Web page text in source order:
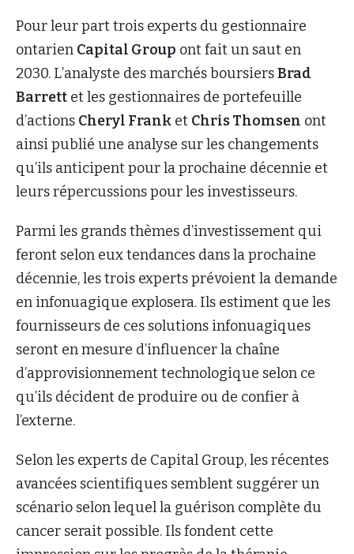
Pour leur part trois experts du gestionnaire
ontarien Capital Group ont fait un saut en
2030. L’analyste des marchés boursiersBrad
Barrett et les gestionnaires de portefeuille
d’actions Cheryl Frank et Chris Thomsen ont
ainsi publié une analyse sur les changements
qu’ils anticipent pour la prochaine décennie et
leurs répercussions pour les investisseurs.
Parmi les grands thèmes d’investissement qui
feront selon eux tendances dans la prochaine
décennie, les trois experts prévoient la demande
en infonuagique explosera. Ils estiment que les
fournisseurs de ces solutions infonuagiques
seront en mesure d’influencer la chaîne
d’approvisionnement technologique selon ce
qu’ils décident de produire ou de confier à
l’externe.
Selon les experts de Capital Group, les récentes
avancées scientifiques semblent suggérer un
scénario selon lequel la guérison complète du
cancer serait possible. Ils fondent cette